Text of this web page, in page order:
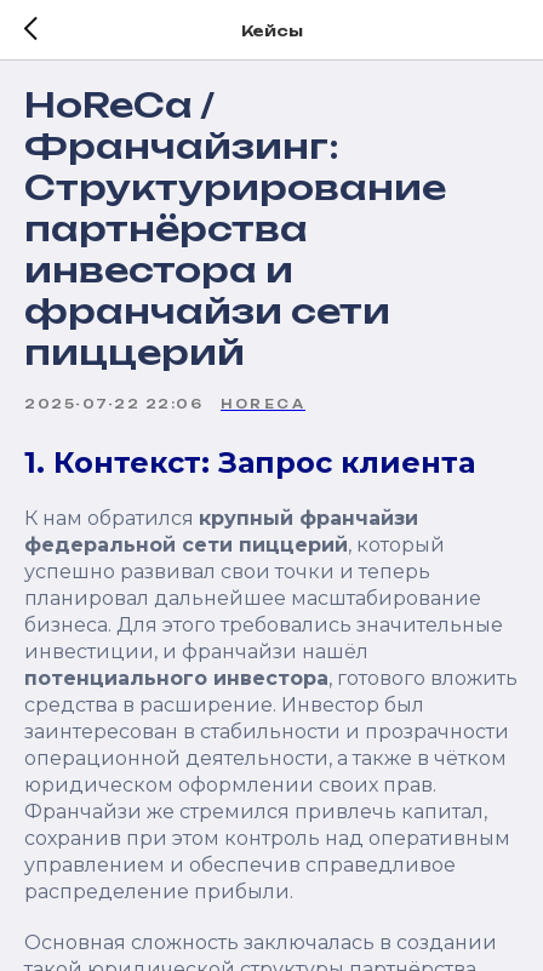
Кейсы
HoReCa /
Франчайзинг:
Структурирование
партнёрства
инвестора и
франчайзи сети
пиццерий
2025-07-22 22:06 HORECA
1. Контекст: Запрос клиента
К нам обратился крупный франчайзи
федеральной сети пиццерий, который
успешно развивал свои точки и теперь
планировал дальнейшее масштабирование
бизнеса. Для этого требовались значительные
инвестиции, и франчайзи нашёл
потенциального инвестора, готового вложить
средства в расширение. Инвестор был
заинтересован в стабильности и прозрачности
операционной деятельности, а также в чётком
юридическом оформлении своих прав.
Франчайзи же стремился привлечь капитал,
сохранив при этом контроль над оперативным
управлением и обеспечив справедливое
распределение прибыли.
Основная сложность заключалась в создании